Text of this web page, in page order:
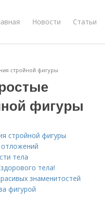
Новости Статьи
стройной фигуры
фигуры
стройной фигуры
тела
тела!
знаменитостей
фигурой